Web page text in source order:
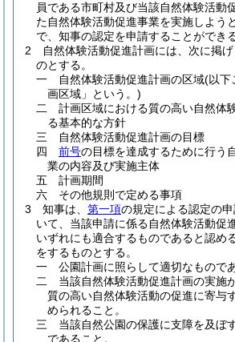
員である市町村及び当該自然体験活動
た自然体験活動促進事業を実施しよう
で、知事の認定を申請することができる
2
自然体験活動促進計画には、次に掲
のとする。
一
自然体験活動促進計画の区域(以下
画区域」という。)
二
計画区域における質の高い自然体
る基本的な方針
三
自然体験活動促進計画の目標
四
前号の目標を達成するために行う
業の内容及び実施主体
五
計画期間
六
その他規則で定める事項
3
知事は、 第一項の規定による認定の
いて、当該申請に係る自然体験活動促
いずれにも適合するものであると認め
をするものとする。
一
公園計画に照らして適切なもので
二
当該自然体験活動促進計画の実施
質の高い自然体験活動の促進に寄与
められること。
三
当該自然公園の保護に支障を及ぼ
であること。